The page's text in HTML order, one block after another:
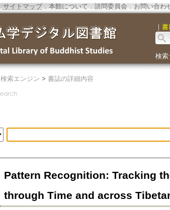
サイトマップ．本館について ． 諮問委員会． お問い合わ
｜ 書
検索
検索エンジン > 書誌の詳細内容
Pattern Recognition: Tracking
through Time and across